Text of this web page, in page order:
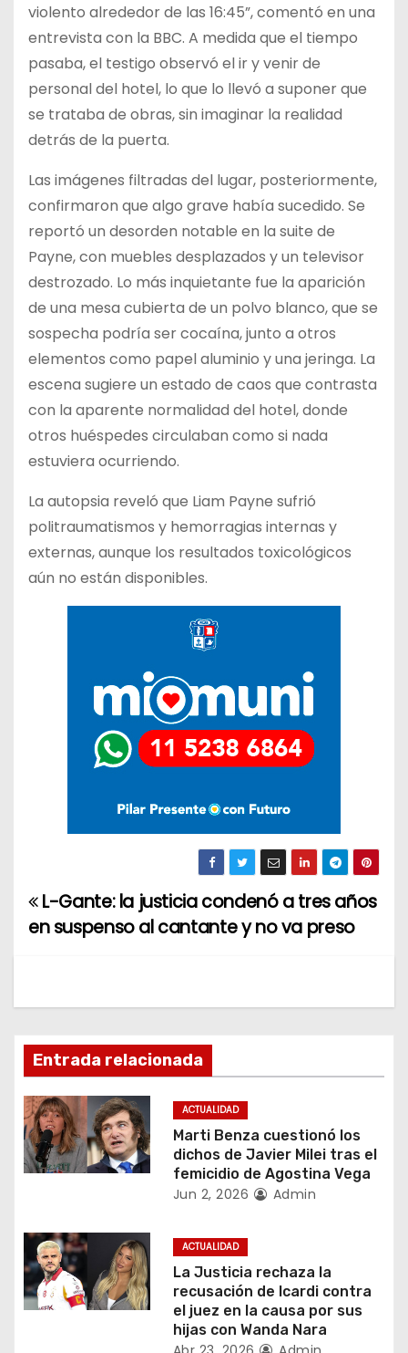
violento alrededor de las 16:45”, comentó en una
entrevista con la BBC. A medida que el tiempo
pasaba, el testigo observó el ir y venir de
personal del hotel, lo que lo llevó a suponer que
se trataba de obras, sin imaginar la realidad
detrás de la puerta.
Las imágenes filtradas del lugar, posteriormente,
confirmaron que algo grave había sucedido. Se
reportó un desorden notable en la suite de
Payne, con muebles desplazados y un televisor
destrozado. Lo más inquietante fue la aparición
de una mesa cubierta de un polvo blanco, que se
sospecha podría ser cocaína, junto a otros
elementos como papel aluminio y una jeringa. La
escena sugiere un estado de caos que contrasta
con la aparente normalidad del hotel, donde
otros huéspedes circulaban como si nada
estuviera ocurriendo.
La autopsia reveló que Liam Payne sufrió
politraumatismos y hemorragias internas y
externas, aunque los resultados toxicológicos
aún no están disponibles.
N
g
a
c
i
n
d
L-Gante: la justicia condenó a tres años
en suspenso al cantante y no va preso
Entrada relacionada
ACTUALIDAD
Marti Benza cuestionó los
dichos de Javier Milei tras el
femicidio de Agostina Vega
Jun 2, 2026 Admin
ACTUALIDAD
La Justicia rechaza la
recusación de Icardi contra
el juez en la causa por sus
hijas con Wanda Nara